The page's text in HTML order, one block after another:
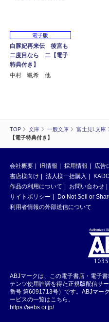
TOP 文庫 一般文庫 富士見L文庫
【電子特典付き】
電子版
白豚妃再来伝 後宮も
二度目なら 二【電子
特典付き】
中村 颯希 他
会社概要 IR情報 採用情報 広告
書店様向け
法人様一括購入
作品の利用について
お問い合わせ
サイトポリシー
Do Not Sell or
利用者情報の外部送信について
ABJマークは、この電子書店・電子
テンツ使用許諾を得た正規版配信サ
番号 第6091713号）です。ABJマー
ービスの一覧はこちら。
https://aebs.or.jp/